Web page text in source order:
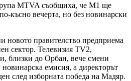
MTVA съобщиха, че М1 ще
късно вечерта, но без новинарски
новото правителство предприема
сектор. Телевизия TV2,
близки до Орбан, вече смени
емисия, а директорът
след изборната победа на Мадяр.